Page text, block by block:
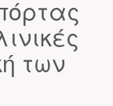
των